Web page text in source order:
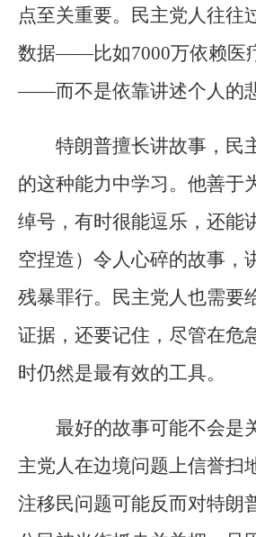
点至关重要。民主党人往往
数据——比如7000万依赖医
——而不是依靠讲述个人的
特朗普擅长讲故事，民
的这种能力中学习。他善于
绰号，有时很能逗乐，还能
空捏造）令人心碎的故事，
残暴罪行。民主党人也需要
证据，还要记住，尽管在危
时仍然是最有效的工具。
最好的故事可能不会是
主党人在边境问题上信誉扫
注移民问题可能反而对特朗